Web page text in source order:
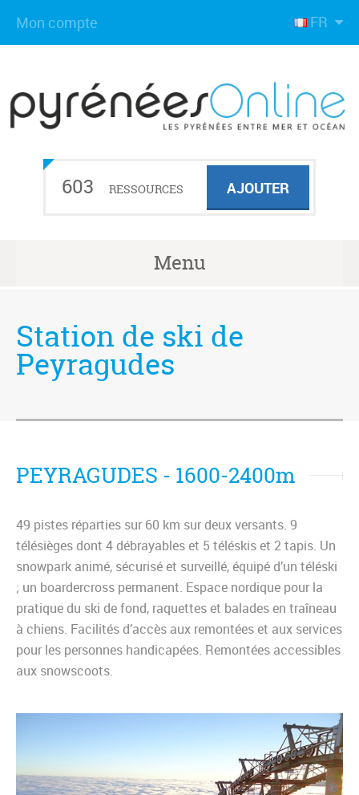
FR
Mon compte
603 RESSOURCES AJOUTER
Menu
Station de ski de
Peyragudes
PEYRAGUDES - 1600-2400m
49 pistes réparties sur 60 km sur deux versants. 9
télésièges dont 4 débrayables et 5 téléskis et 2 tapis. Un
snowpark animé, sécurisé et surveillé, équipé d’un téléski
; un boardercross permanent. Espace nordique pour la
pratique du ski de fond, raquettes et balades en traîneau
à chiens. Facilités d’accès aux remontées et aux services
pour les personnes handicapées. Remontées accessibles
aux snowscoots.